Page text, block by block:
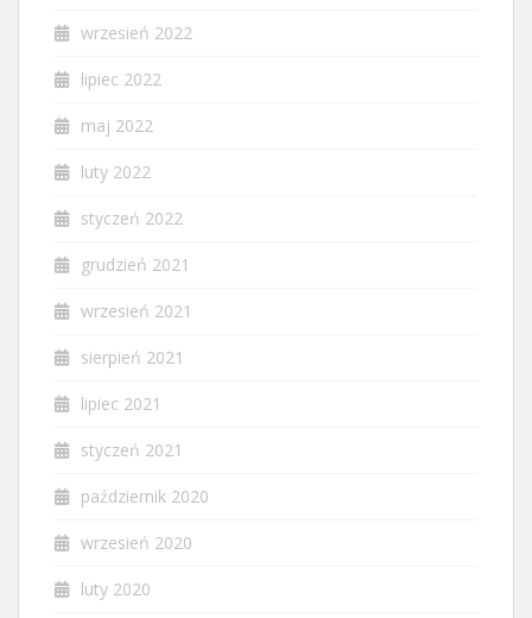
wrzesień 2022
lipiec 2022
maj 2022
luty 2022
styczeń 2022
grudzień 2021
wrzesień 2021
sierpień 2021
lipiec 2021
styczeń 2021
październik 2020
wrzesień 2020
luty 2020